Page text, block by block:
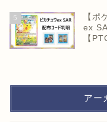
5
【ポ
ex
【
アー